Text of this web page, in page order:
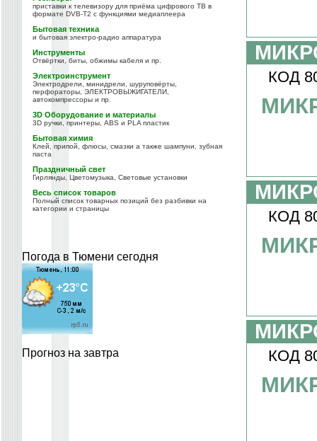
приставки к телевизору для приёма цифрового ТВ в
формате DVB-T2 с функциями медиаплеера
Бытовая техника
и бытовая электро-радио аппаратура
Инструменты
Отвёртки, биты, обжимы кабеля и пр.
Электроинструмент
Электродрели, минидрели, шуруповёрты,
перфораторы, ЭЛЕКТРОВЫЖИГАТЕЛИ,
автокомпрессоры и пр.
3D Оборудование и материалы
3D ручки, принтеры, ABS и PLA пластик
Бытовая химия
Клей, припой, флюсы, смазки а также шампуни, зубная
паста
Праздничный свет
Гирлянды, Цветомузыка, Световые установки
Весь список товаров
Полный список товарных позиций без разбивки на
категории и страницы
Погода в Тюмени сегодня
Прогноз на завтра
КОД
КОД
КОД